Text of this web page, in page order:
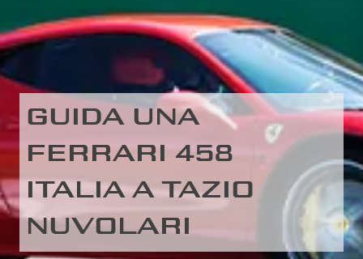
GUIDA UNA
FERRARI 458
ITALIA A TAZIO
NUVOLARI